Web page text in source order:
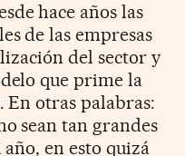
hace años las
de las empresas
del sector y
que prime la
En otras palabras:
sean tan grandes
en esto quizá